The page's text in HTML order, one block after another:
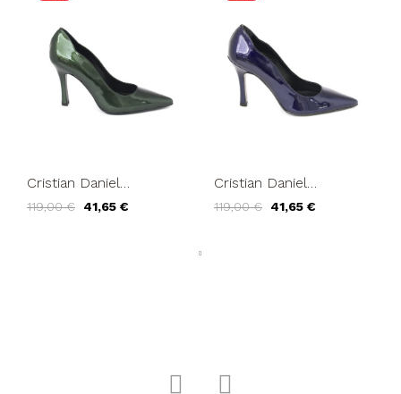
Cristian Daniel
Alto Vernice Perlata
119,00 € 41,65 €
Cristian Daniel
Alto Vernice Perlata
119,00 € 41,65 €